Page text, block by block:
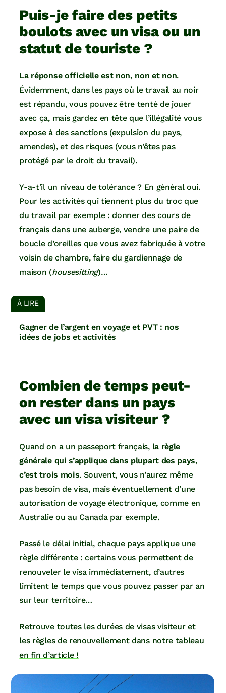
Puis-je faire des petits
boulots avec un visa ou un
statut de touriste ?
La réponse officielle est non, non et non.
Évidemment, dans les pays où le travail au noir
est répandu, vous pouvez être tenté de jouer
avec ça, mais gardez en tête que l’illégalité vous
expose à des sanctions (expulsion du pays,
amendes), et des risques (vous n’êtes pas
protégé par le droit du travail).
Y-a-t’il un niveau de tolérance ? En général oui.
Pour les activités qui tiennent plus du troc que
du travail par exemple : donner des cours de
français dans une auberge, vendre une paire de
boucle d’oreilles que vous avez fabriquée à votre
voisin de chambre, faire du gardiennage de
maison (housesitting)…
À LIRE
Gagner de l’argent en voyage et PVT : nos
idées de jobs et activités
Combien de temps peut-
on rester dans un pays
avec un visa visiteur ?
Quand on a un passeport français, la règle
générale qui s’applique dans plupart des pays,
c’est trois mois. Souvent, vous n’aurez même
pas besoin de visa, mais éventuellement d’une
autorisation de voyage électronique, comme en
Australieou au Canada par exemple.
Passé le délai initial, chaque pays applique une
règle différente : certains vous permettent de
renouveler le visa immédiatement, d’autres
limitent le temps que vous pouvez passer par an
sur leur territoire…
Retrouve toutes les durées de visas visiteur et
les règles de renouvellement dans notre tableau
en fin d’article !